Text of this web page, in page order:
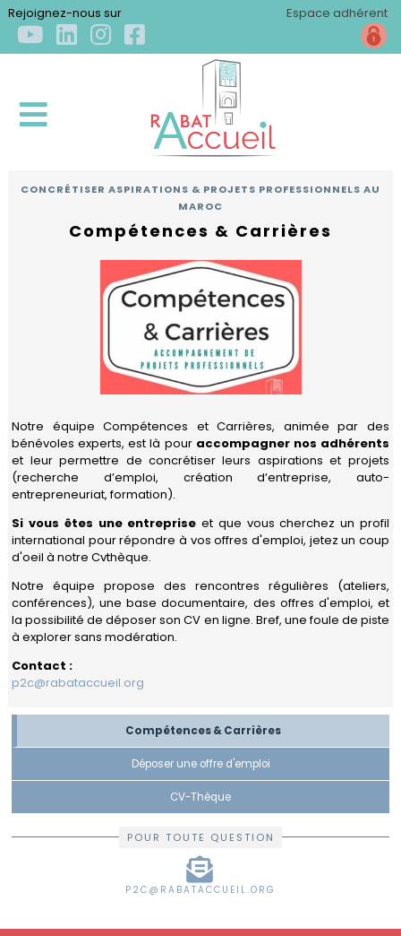
Rejoignez-nous sur Espace adhérent
×
Gouvernance
Bénévoles
Mot
de
la
Présidente
Le
réseau
FIAFE
S'INSTALLER
Rabat
Quartiers
Travailler
Se
déplacer
Se
loger
Vivre
au
quotidien
soigner
Se
Calendrier
Nos
activités
Actualités
PARTENAIRES
Devenir
partenaire
Nos
partenaires
Nos
partenaires
institutionnels
adhérents
votre
pro
Compétences
Carrières
NOUS
Contact
Guide
Pratique
de
Rabat
Accueil
Formulaire
CONCRÉTISER ASPIRATIONS & PROJETS PROFESSIONNELS AU
MAROC
Compétences & Carrières
Notre équipe Compétences et Carrières, animée par des
bénévoles experts, est là pour accompagner nos adhérents
et leur permettre de concrétiser leurs aspirations et projets
(recherche d’emploi, création d’entreprise, auto-
entrepreneuriat, formation).
Si vous êtes une entreprise et que vous cherchez un profil
international pour répondre à vos offres d'emploi, jetez un coup
d'oeil à notre Cvthèque.
Notre équipe propose des rencontres régulières (ateliers,
conférences), une base documentaire, des offres d'emploi, et
la possibilité de déposer son CV en ligne. Bref, une foule de piste
à explorer sans modération.
Contact :
p2c@rabataccueil.org
Compétences & Carrières
Déposer une offre d'emploi
CV-Thèque
POUR TOUTE QUESTION
P2C@RABATACCUEIL.ORG